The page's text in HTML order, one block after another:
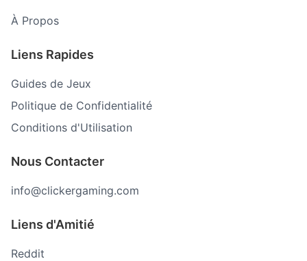
À Propos
Liens Rapides
Guides de Jeux
Politique de Confidentialité
Conditions d'Utilisation
Nous Contacter
info@clickergaming.com
Liens d'Amitié
Reddit